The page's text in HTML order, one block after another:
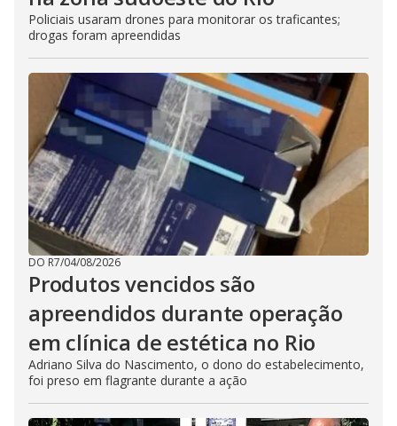
Policiais usaram drones para monitorar os traficantes;
drogas foram apreendidas
DO R7/04/08/2026
Produtos vencidos são
apreendidos durante operação
em clínica de estética no Rio
Adriano Silva do Nascimento, o dono do estabelecimento,
foi preso em flagrante durante a ação